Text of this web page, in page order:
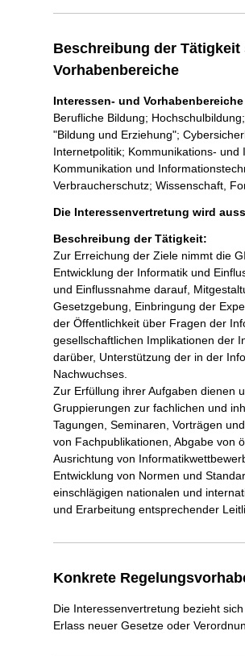
Beschreibung der
Vorhabenbereiche
Interessen- und Vorhabenbereiche
Berufliche Bildung;
"Bildung und Erziehung";
Internetpolitik; Kommunikations- und
Kommunikation und
Verbraucherschutz; Wissenschaft,
Die Interessenvertretung wird
Beschreibung der Tätigkeit:
Zur Erreichung der Ziele nimmt die
Entwicklung der Informatik und
und Einflussnahme darauf,
Gesetzgebung, Einbringung der
der Öffentlichkeit über Fragen der
gesellschaftlichen Implikationen der
darüber, Unterstützung der in der
Nachwuchses.
Zur Erfüllung ihrer Aufgaben dienen
Gruppierungen zur fachlichen und
Tagungen, Seminaren, Vorträgen
von Fachpublikationen, Abgabe von
Ausrichtung von
Entwicklung von Normen und
einschlägigen nationalen und
und Erarbeitung entsprechender
Konkrete
Die Interessenvertretung bezieht
Erlass neuer Gesetze oder